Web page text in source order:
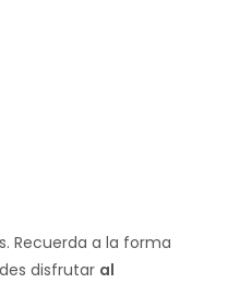
Recuerda a la forma
disfrutar al